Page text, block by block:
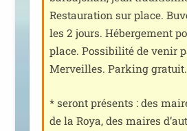
Restauration sur place.
les 2 jours. Hébergement
place. Possibilité de venir
Merveilles. Parking gratuit.
* seront pré­sents : des
de la Roya, des maires